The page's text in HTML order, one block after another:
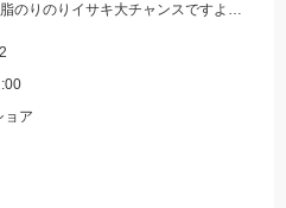
旬の絶品イサキが連日絶好調です！脂のりのりイサキ大チャンスですよ！是非どうぞ！
ョア